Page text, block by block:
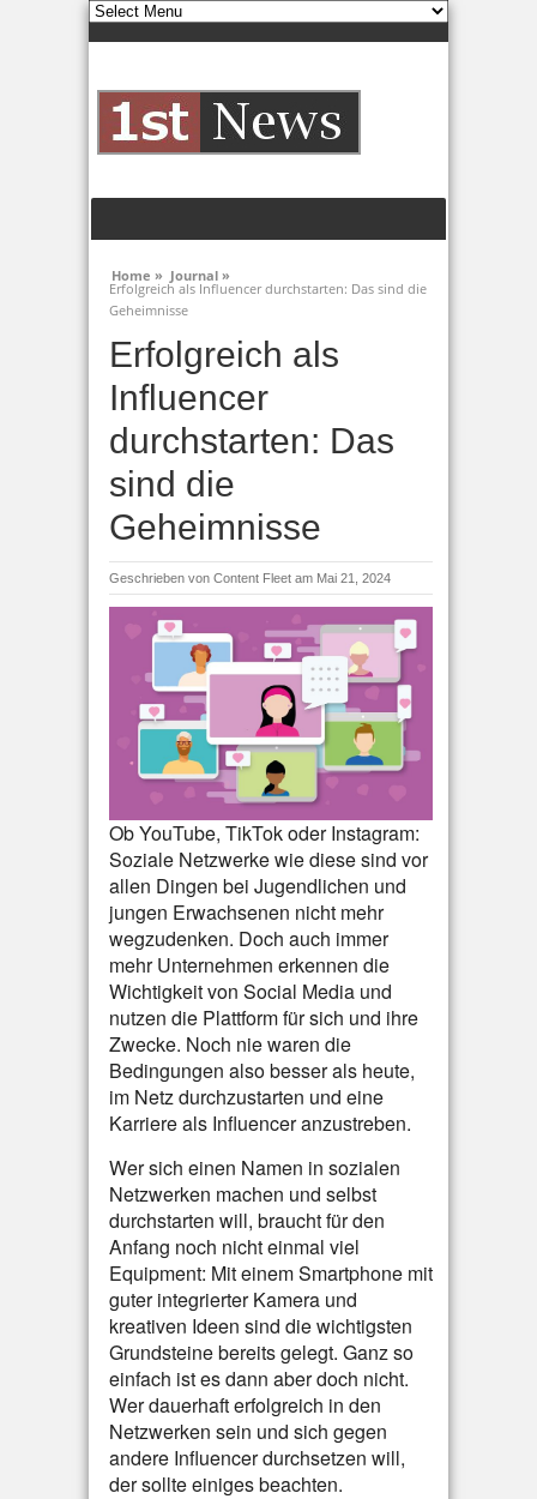
Home » Journal »
Erfolgreich als Influencer durchstarten: Das sind die
Geheimnisse
Erfolgreich als
Influencer
durchstarten: Das
sind die
Geheimnisse
Geschrieben von Content Fleet am Mai 21, 2024
Ob YouTube, TikTok oder Instagram:
Soziale Netzwerke wie diese sind vor
allen Dingen bei Jugendlichen und
jungen Erwachsenen nicht mehr
wegzudenken. Doch auch immer
mehr Unternehmen erkennen die
Wichtigkeit von Social Media und
nutzen die Plattform für sich und ihre
Zwecke. Noch nie waren die
Bedingungen also besser als heute,
im Netz durchzustarten und eine
Karriere als Influencer anzustreben.
Wer sich einen Namen in sozialen
Netzwerken machen und selbst
durchstarten will, braucht für den
Anfang noch nicht einmal viel
Equipment: Mit einem Smartphone mit
guter integrierter Kamera und
kreativen Ideen sind die wichtigsten
Grundsteine bereits gelegt. Ganz so
einfach ist es dann aber doch nicht.
Wer dauerhaft erfolgreich in den
Netzwerken sein und sich gegen
andere Influencer durchsetzen will,
der sollte einiges beachten.